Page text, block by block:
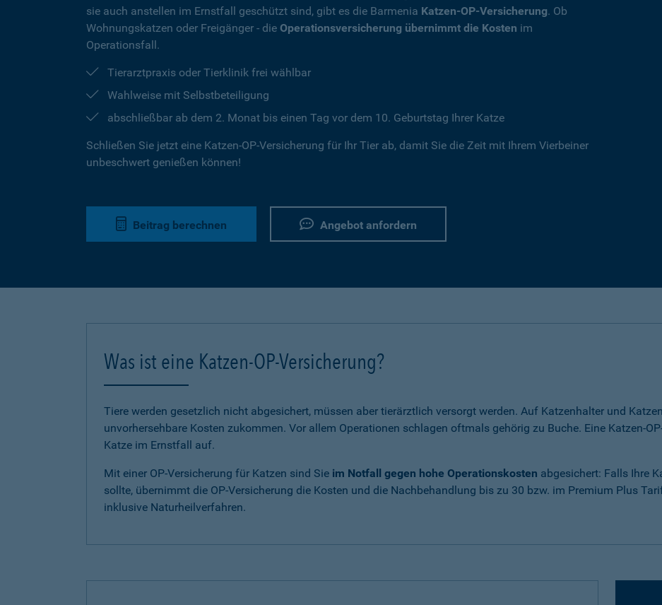
sie auch anstellen im Ernstfall geschützt sind, gibt es die Barmenia Katzen-OP-Versicherung. Ob
Wohnungskatzen oder Freigänger - die Operationsversicherung übernimmt die Kosten im
Operationsfall.
Tierarztpraxis oder Tierklinik frei wählbar
Wahlweise mit Selbstbeteiligung
abschließbar ab dem 2. Monat bis einen Tag vor dem 10. Geburtstag Ihrer Katze
Schließen Sie jetzt eine Katzen-OP-Versicherung für Ihr Tier ab, damit Sie die Zeit mit Ihrem Vierbeiner
unbeschwert genießen können!
Beitrag berechnen Angebot anfordern
Was ist eine Katzen-OP-Versicherung?
Tiere werden gesetzlich nicht abgesichert, müssen aber tierärztlich versorgt werden. Auf Katzenhalter und
unvorhersehbare Kosten zukommen. Vor allem Operationen schlagen oftmals gehörig zu Buche. Eine Katzen-
Katze im Ernstfall auf.
Mit einer OP-Versicherung für Katzen sind Sie im Notfall gegen hohe Operationskosten abgesichert: Falls Ihre
sollte, übernimmt die OP-Versicherung die Kosten und die Nachbehandlung bis zu 30 bzw. im Premium Plus
inklusive Naturheilverfahren.